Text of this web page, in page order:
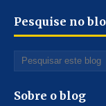
Pesquise no
Sobre o blog